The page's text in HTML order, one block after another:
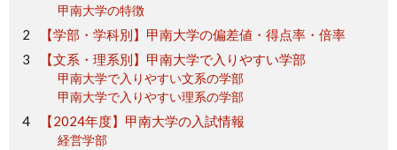
甲南大学の特徴
【学部・学科別】甲南大学の偏差値・得点率・倍率
【文系・理系別】甲南大学で入りやすい学部
甲南大学で入りやすい文系の学部
甲南大学で入りやすい理系の学部
【2024年度】甲南大学の入試情報
経営学部